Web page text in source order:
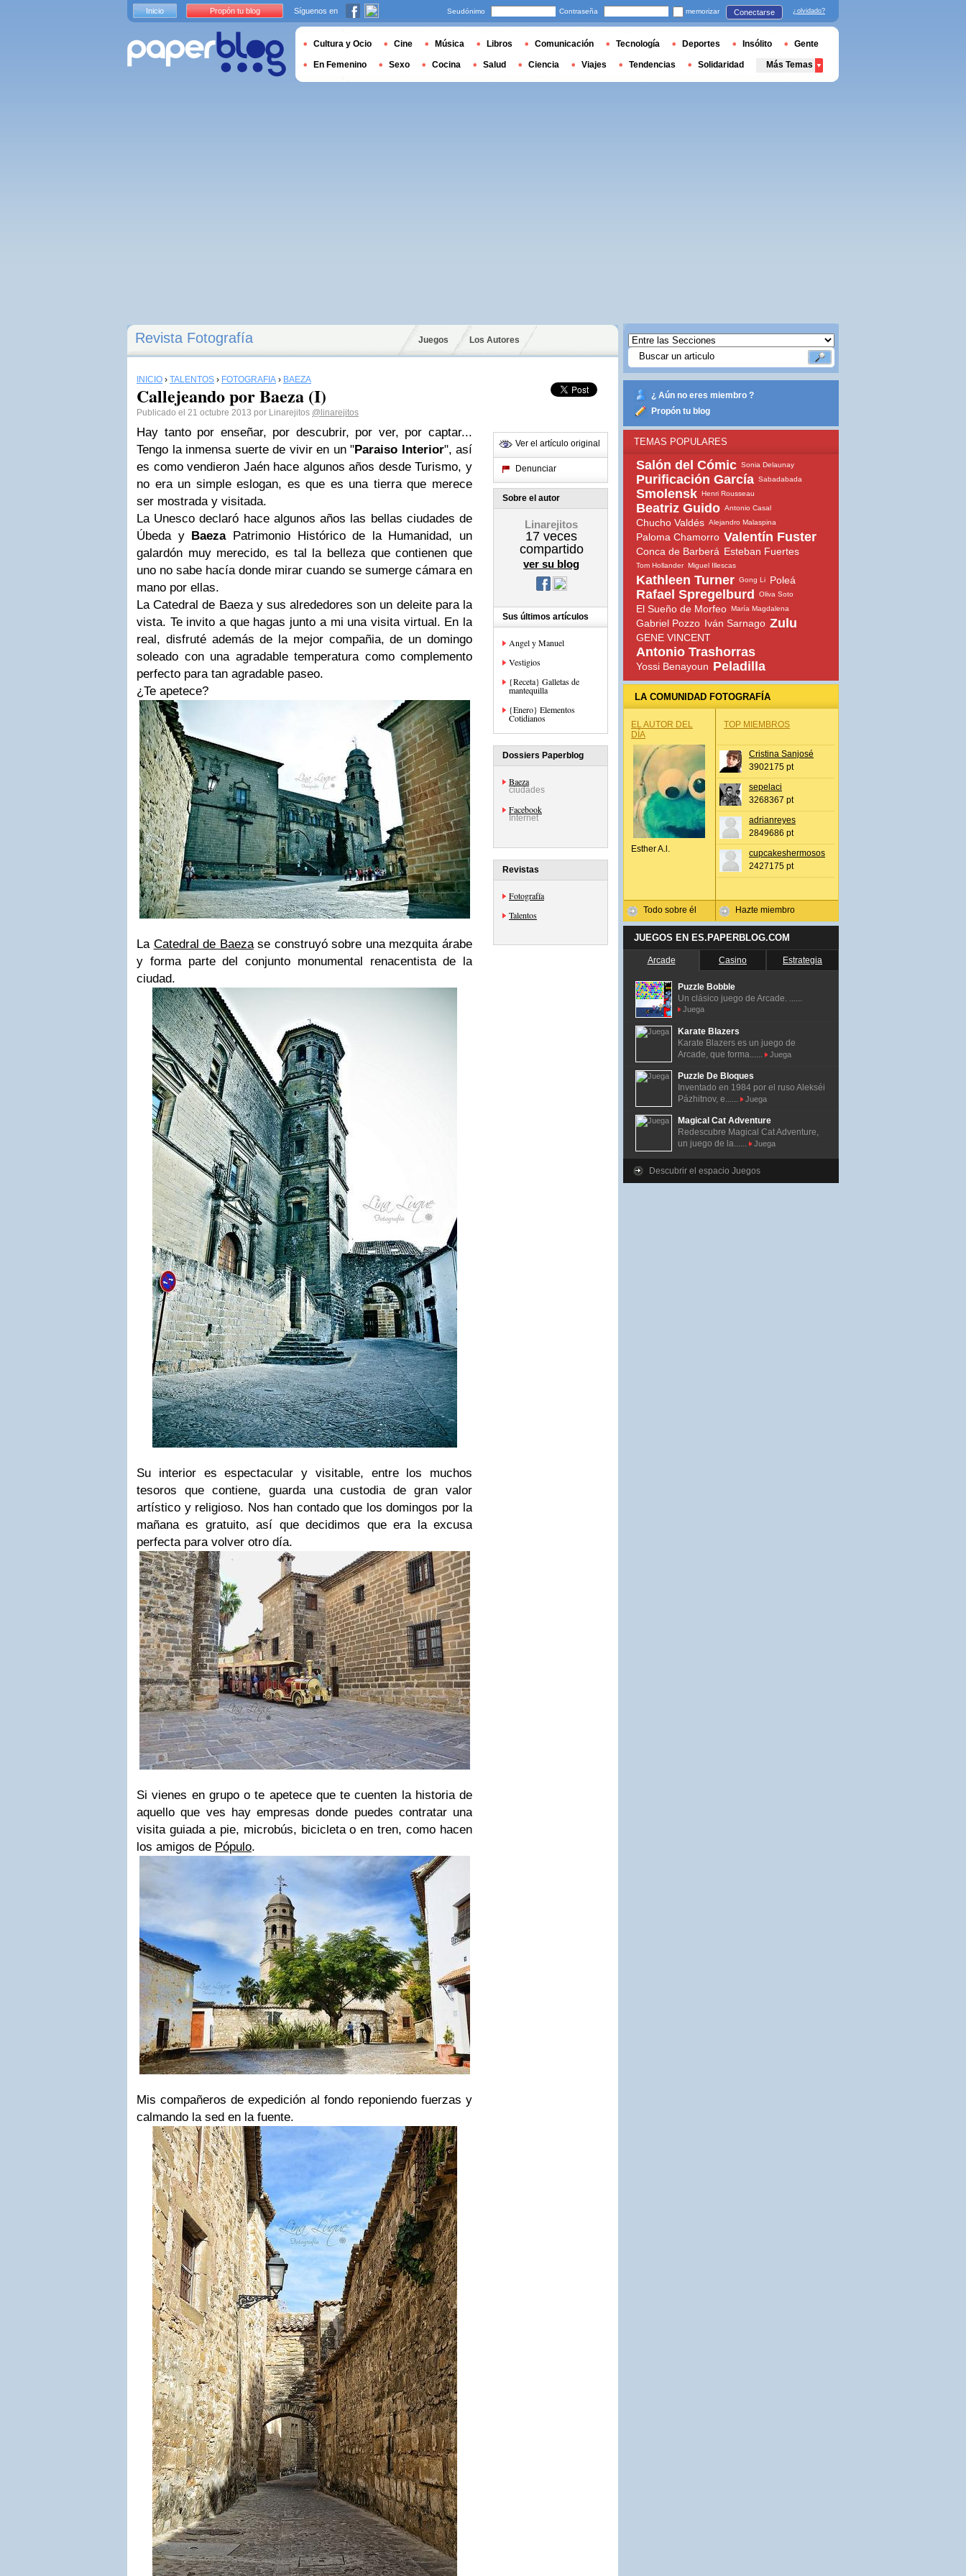
Revista Fotografía Juegos Los Autores
INICIO › TALENTOS › FOTOGRAFÍA › BAEZA
Callejeando por Baeza (I)
Publicado el 21 octubre 2013 por Linarejitos @linarejitos
Hay tanto por enseñar, por descubrir, por ver, por captar...
Tengo la inmensa suerte de vivir en un "Paraiso Interior", así
es como vendieron Jaén hace algunos años desde Turismo, y
no era un simple eslogan, es que es una tierra que merece
ser mostrada y visitada.
La Unesco declaró hace algunos años las bellas ciudades de
Úbeda y BaezaPatrimonio Histórico de la Humanidad, un
galardón muy merecido, es tal la belleza que contienen que
uno no sabe hacía donde mirar cuando se sumerge cámara en
mano por ellas.
La Catedral de Baeza y sus alrededores son un deleite para la
vista. Te invito a que hagas junto a mi una visita virtual. En la
real, disfruté además de la mejor compañia, de un domingo
soleado con una agradable temperatura como complemento
perfecto para tan agradable paseo.
¿Te apetece?
La Catedral de Baezase construyó sobre una mezquita árabe
y forma parte del conjunto monumental renacentista de la
ciudad.
Su interior es espectacular y visitable, entre los muchos
tesoros que contiene, guarda una custodia de gran valor
artístico y religioso. Nos han contado que los domingos por la
mañana es gratuito, así que decidimos que era la excusa
perfecta para volver otro día.
Si vienes en grupo o te apetece que te cuenten la historia de
aquello que ves hay empresas donde puedes contratar una
visita guiada a pie, microbús, bicicleta o en tren, como hacen
los amigos de Pópulo.
Mis compañeros de expedición al fondo reponiendo fuerzas y
calmando la sed en la fuente.
Ver el artículo original
Denunciar
Sobre el autor
Linarejitos
17 veces
compartido
ver su blog
Sus últimos artículos
Angel y Manuel
Vestigios
{Receta} Galletas de
mantequilla
{Enero} Elementos
Cotidianos
Dossiers Paperblog
Baeza
ciudades
Facebook
Internet
Revistas
Fotografía
Talentos
¿ Aún no eres miembro ?
Propón tu blog
TEMAS POPULARES
Salón del Cómic Sonia Delaunay
Purificación García Sabadabada
Smolensk Henri Rousseau
Beatriz Guido Antonio Casal
Chucho Valdés Alejandro Malaspina
Paloma Chamorro Valentín Fuster
Conca de Barberá Esteban Fuertes
Tom Hollander Miguel Illescas
Kathleen Turner Gong Li Poleá
Rafael Spregelburd Oliva Soto
El Sueño de Morfeo María Magdalena
Gabriel Pozzo Iván Sarnago Zulu
GENE VINCENT
Antonio Trashorras
Yossi Benayoun Peladilla
LA COMUNIDAD FOTOGRAFÍA
EL AUTOR DEL
DÍA
Esther A.l.
Todo sobre él
TOP MIEMBROS
Cristina Sanjosé
3902175 pt
sepelaci
3268367 pt
adrianreyes
2849686 pt
cupcakeshermosos
2427175 pt
Hazte miembro
JUEGOS EN ES.PAPERBLOG.COM
Arcade Casino Estrategia
Puzzle Bobble
Un clásico juego de Arcade. ......
Juega
Karate Blazers
Karate Blazers es un juego de
Arcade, que forma......
Juega
Puzzle De Bloques
Inventado en 1984 por el ruso Alekséi
Pázhitnov, e......
Juega
Magical Cat Adventure
Redescubre Magical Cat Adventure,
un juego de la......
Juega
Descubrir el espacio Juegos
Inicio Propón tu blog Síguenos en Seudónimo Contraseña memorizar Conectarse ¿olvidado?
Cultura y Ocio Cine Música Libros Comunicación Tecnología Deportes Insólito Gente
En Femenino Sexo Cocina Salud Ciencia Viajes Tendencias Solidaridad Más Temas